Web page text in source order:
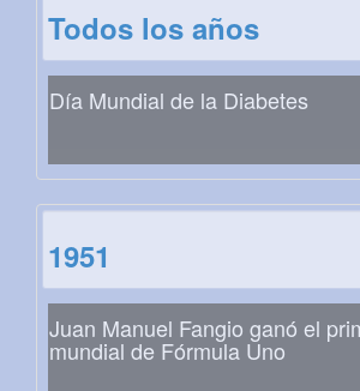
Todos los años
Día Mundial de la Diabetes
1951
Juan Manuel Fangio ganó el
mundial de Fórmula Uno